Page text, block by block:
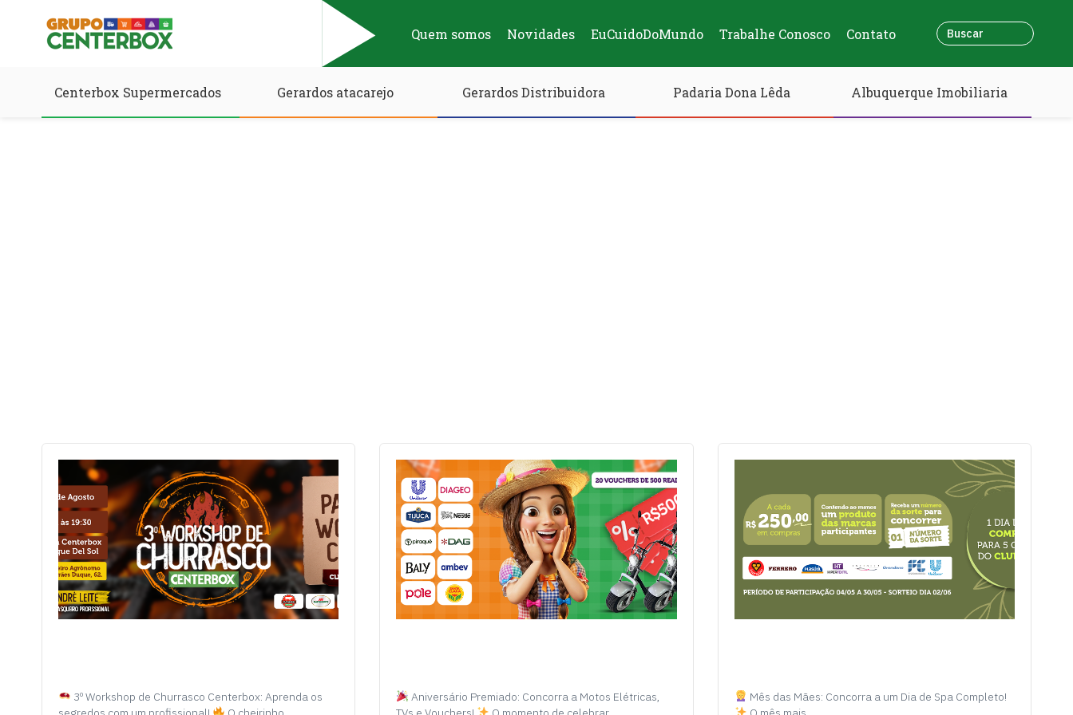
Quem somos Novidades EuCuidoDoMundo Trabalhe Conosco Contato
Centerbox Supermercados Gerardos atacarejo Gerardos Distribuidora Padaria Dona Lêda Albuquerque Imobiliaria
3º Workshop de Churrasco Centerbox: Aprenda os
Aniversário Premiado: Concorra a Motos Elétricas,
Mês das Mães: Concorra a um Dia de Spa Completo!